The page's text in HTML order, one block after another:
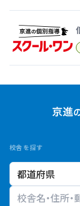
校舎を探す
校舎検索